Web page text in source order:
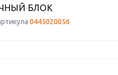
БЛОК
0445020056